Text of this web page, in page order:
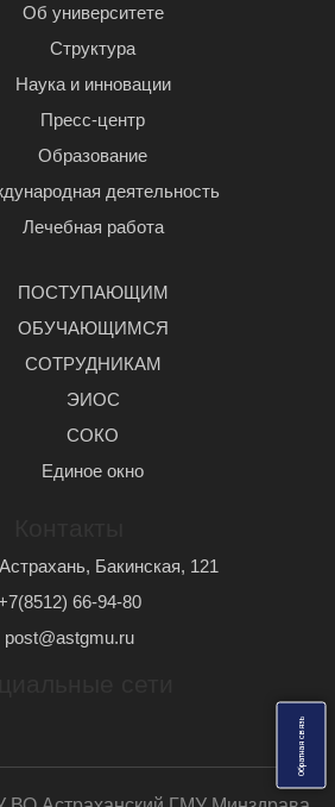
О
б
р
а
т
н
а
я
с
в
я
з
ь
Об университете
Структура
Наука и инновации
Пресс-центр
Образование
деятельность
Лечебная работа
ПОСТУПАЮЩИМ
ОБУЧАЮЩИМСЯ
СОТРУДНИКАМ
ЭИОС
СОКО
Единое окно
Бакинская, 121
66-94-80
post@astgmu.ru